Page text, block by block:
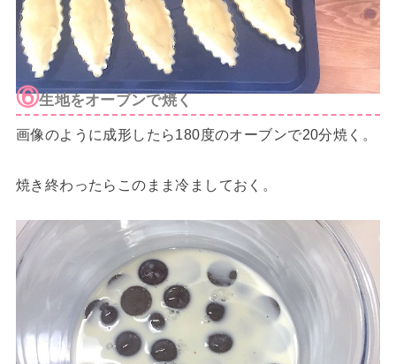
⑥生地をオーブンで焼く
画像のように成形したら180度のオーブンで20分焼く。
焼き終わったらこのまま冷ましておく。